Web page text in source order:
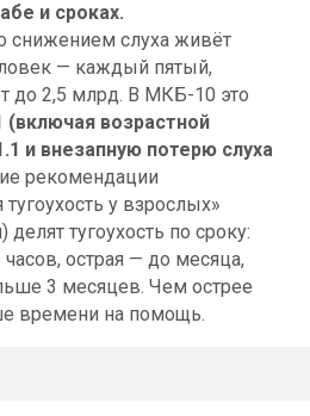
и сроках.
снижением слуха живёт
— каждый пятый,
до 2,5 млрд. В МКБ-10 это
(включая возрастной
и внезапную потерю слуха
рекомендации
у взрослых»
тугоухость по сроку:
острая — до месяца,
3 месяцев. Чем острее
времени на помощь.
и «есть»;
звуков —
внимания,
заметить
всё чаще
слух.